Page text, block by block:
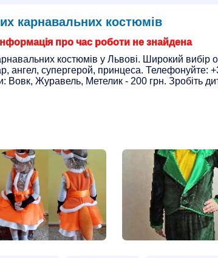
карнавальних костюмів
про час роботи не знайдена
костюмів у Львові. Широкий вибір
ангел, супергерой, принцеса. Телефонуйте:
Вовк, Журавель, Метелик - 200 грн. Зробіть